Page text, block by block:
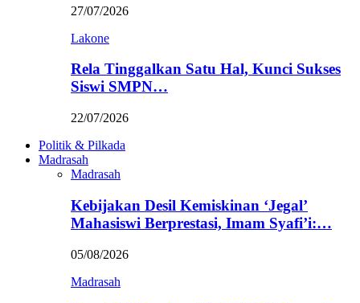
27/07/2026
Lakone
Rela Tinggalkan Satu Hal, Kunci Sukses
Siswi SMPN…
22/07/2026
Politik & Pilkada
Madrasah
Madrasah
Kebijakan Desil Kemiskinan ‘Jegal’
Mahasiswi Berprestasi, Imam Syafi’i:…
05/08/2026
Madrasah